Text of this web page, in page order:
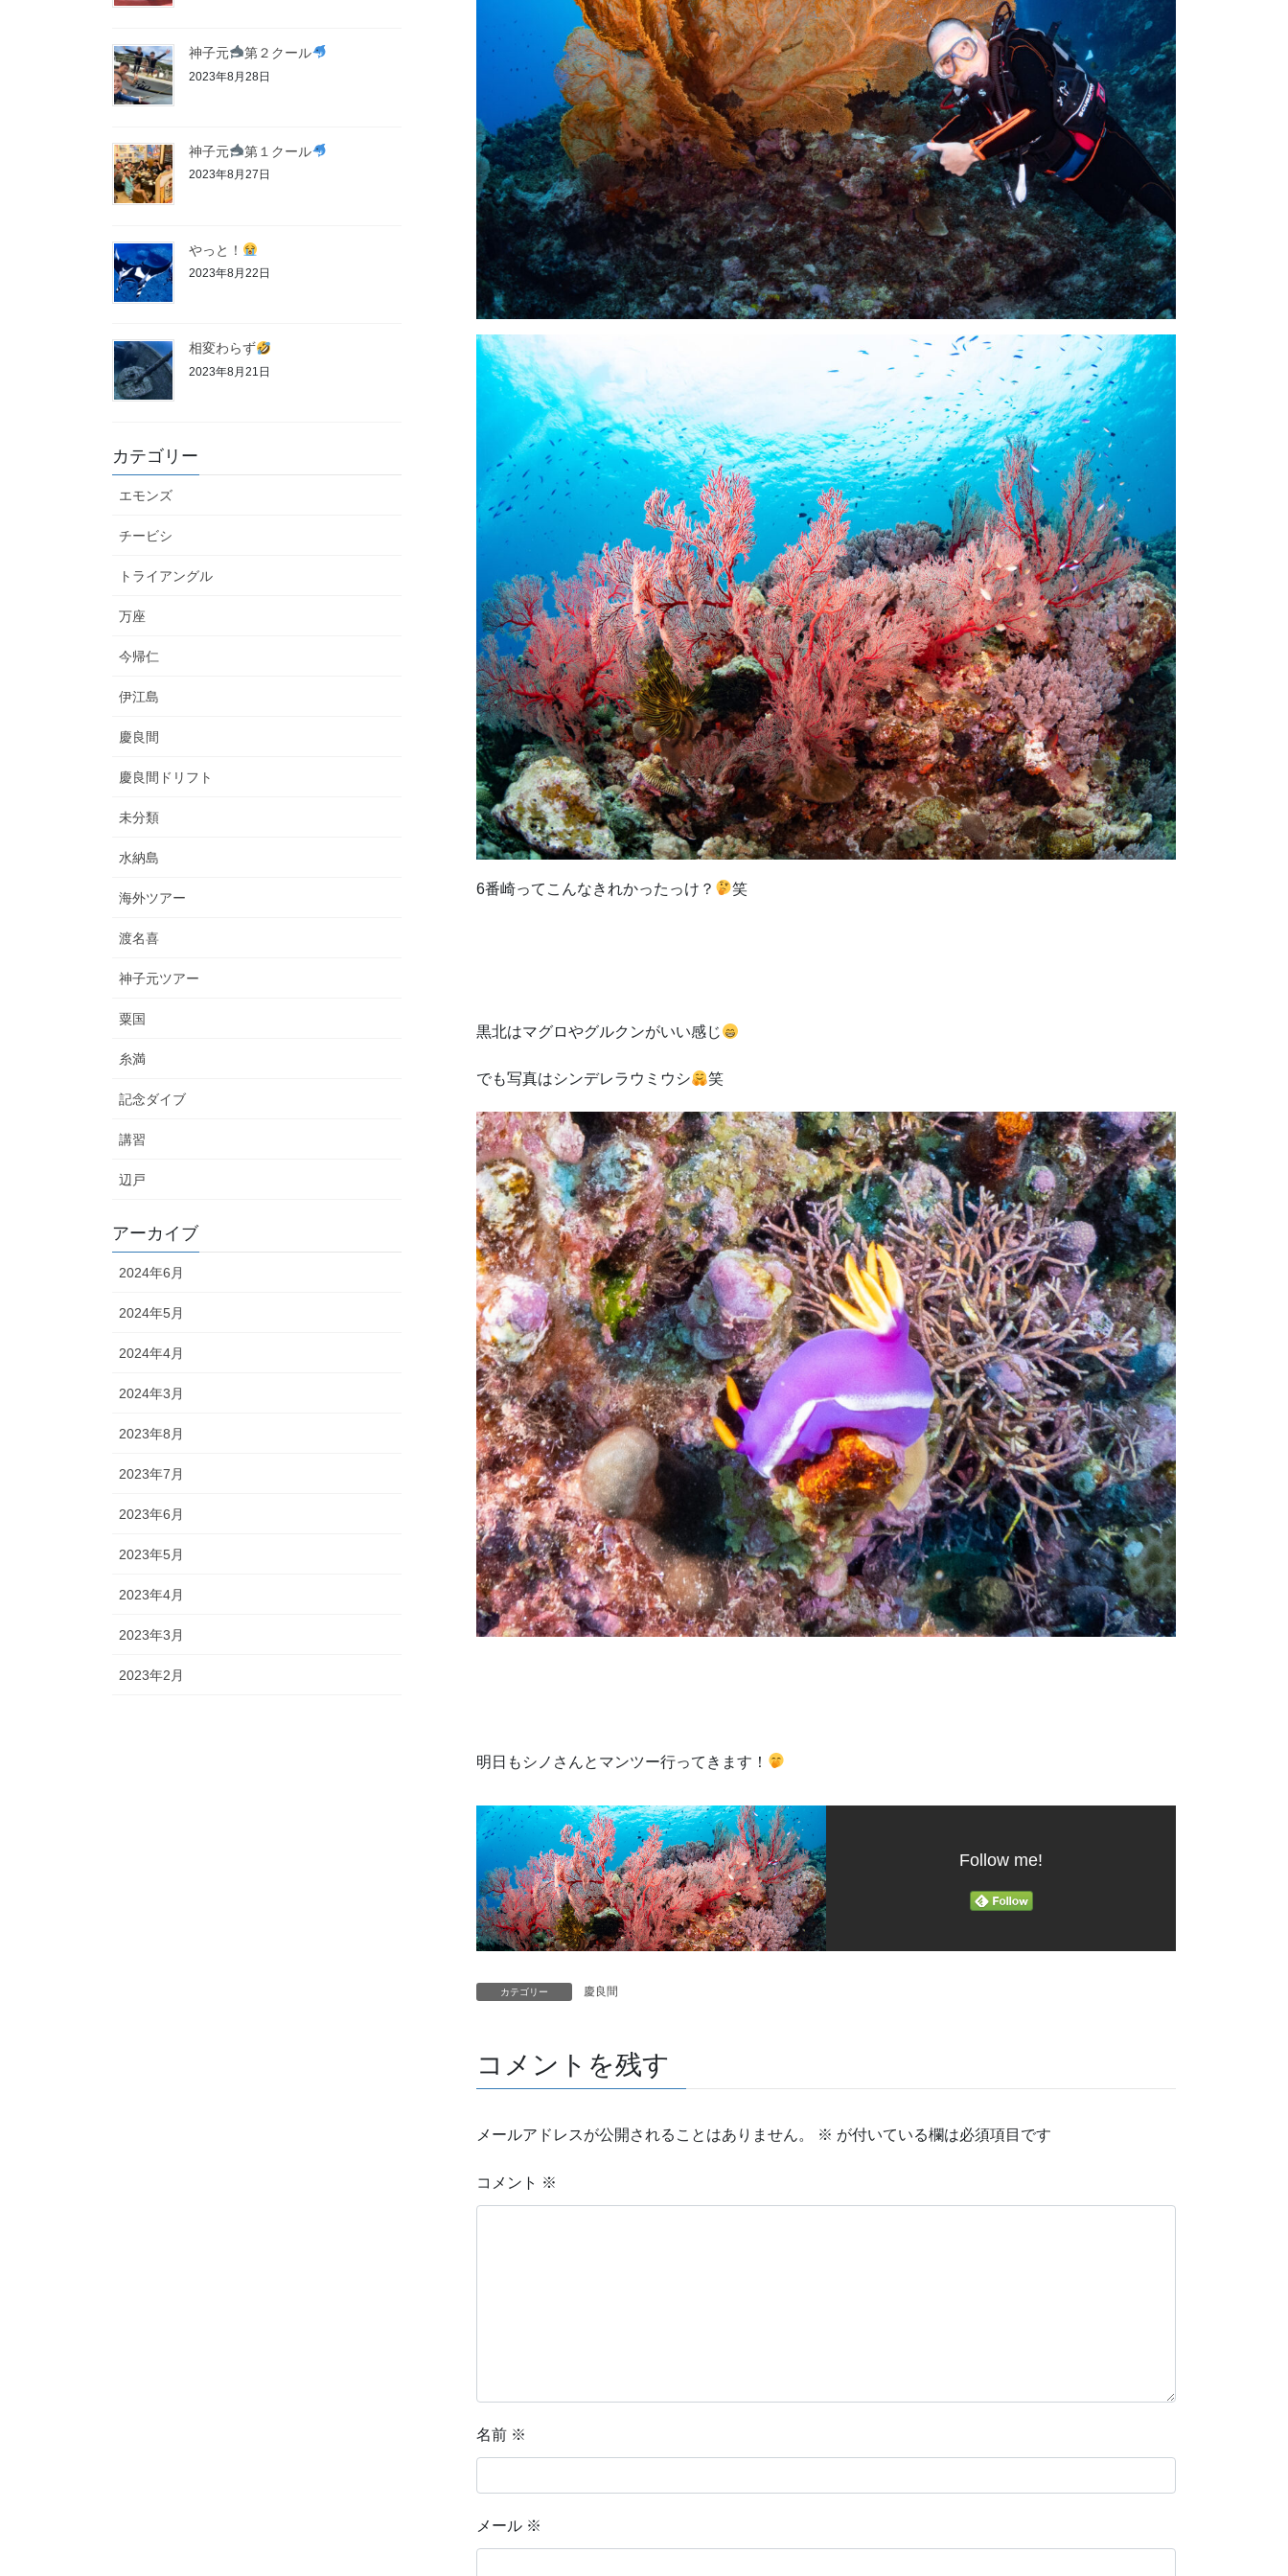
6番崎ってこんなきれかったっけ？ 笑
黒北はマグロやグルクンがいい感じ
でも写真はシンデレラウミウシ 笑
明日もシノさんとマンツー行ってきます！
Follow me!
カテゴリー 慶良間
コメントを残す
メールアドレスが公開されることはありません。 ※ が付いている欄は必須項目です
コメント ※
名前 ※
メール ※
神子元 第２クール
2023年8月28日
神子元 第１クール
2023年8月27日
やっと！
2023年8月22日
相変わらず
2023年8月21日
カテゴリー
エモンズ
チービシ
トライアングル
万座
今帰仁
伊江島
慶良間
慶良間ドリフト
未分類
水納島
海外ツアー
渡名喜
神子元ツアー
粟国
糸満
記念ダイブ
講習
辺戸
アーカイブ
2024年6月
2024年5月
2024年4月
2024年3月
2023年8月
2023年7月
2023年6月
2023年5月
2023年4月
2023年3月
2023年2月